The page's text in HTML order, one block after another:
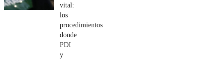
vital:
los
procedimientos
donde
PDI
y